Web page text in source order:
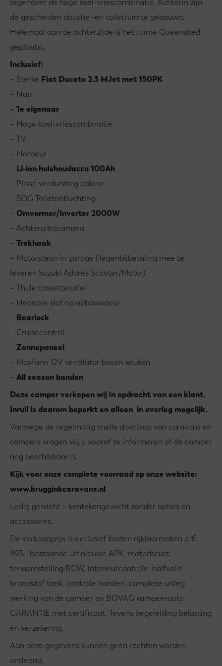
tegenover de hoge koel-vriescombinatie. Achterin zijn
de gescheiden douche -en toiletruimte gebouwd.
Helemaal aan de achterzijde is het ruime Queensbed
geplaatst.
Inclusief:
– Sterke Fiat Ducato 2.3 MJet met 150PK
– Nap
– 1e eigenaar
– Hoge koel-vriescombinatie
– TV
– Hordeur
– Li-ion huishoudaccu 100Ah
– Plissé verduisting cabine
– SOG Toiletontluchting
– Omvormer/Inverter 2000W
– Achteruitrijcamera
– Trekhaak
– Motorsteun in garage (Tegenbijbetaling mee te
leveren Suzuki Addres Scooter/Motor)
– Thule cassetteluifel
– Heosave slot op opbouwdeur
– Bearlock
– Cruisecontrol
– Zonnepaneel
– Maxfann 12V ventilator boven keuken
– All season banden
Deze camper verkopen wij in opdracht van een klant.
Inruil is daarom beperkt en alleen in overleg mogelijk.
Vanwege de regelmatig snelle doorloop van caravans en
campers vragen wij u vooraf te informeren of de camper
nog beschikbaar is.
Kijk voor onze complete voorraad op onze website:
www.brugginkcaravans.nl
Ledig gewicht = kentekengewicht zonder opties en
accessoires.
De verkoopprijs is exclusief kosten rijklaarmaken a €
995,- bestaande uit nieuwe APK, motorbeurt,
tenaamstelling RDW, interieurcontrole, halfvolle
brandstof tank, controle banden, complete uitleg
werking van de camper en BOVAG kampeerauto
GARANTIE met certificaat. Tevens begeleiding belasting
en verzekering.
Aan deze gegevens kunnen geen rechten worden
ontleend.